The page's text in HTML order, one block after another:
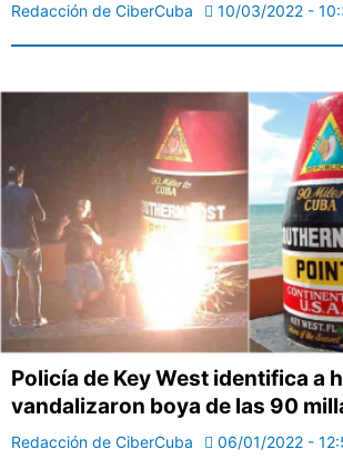
Redacción de CiberCuba 10/03/2022 -
Policía de Key West identifica a
vandalizaron boya de las 90
Redacción de CiberCuba 06/01/2022 -